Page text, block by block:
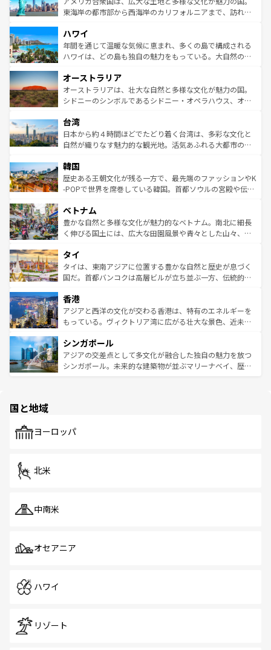
ことができる。国民の所得が高いため物価も高いが、旅行
ば市内交通費無料で観光を楽しむこともできる。 なお、新
着のスイス情報はコンテンツ一覧 を参照してほしい。
東海岸の都市部から西海岸のカリフォルニアまで、訪れる
のような巨大都市は、観光、ショッピング、エンターテイ
ンメントが詰まった刺激的なスポットだ。一方、アメリカ
西部には大自然が広がり、グランドキャニオンやイエロー
部のニューオーリンズでは、音楽と美食が融合した独特の
文化が魅力。旅行者はアメリカの各地域で異なる魅力を楽
しみながら、その多様性と豊かな歴史を感じることができ
ならではの贅沢な旅のスタイルだ。 なお、新着のアメリカ
情報はコンテンツ一覧を参照してほしい。
ハワイ
年間を通じて温暖な気候に恵まれ、多くの島で構成される
ハワイは、どの島も独自の魅力をもっている。大自然の神
ワイ島は見逃せない。また、定番の観光地といえばオアフ
島だが、静かな自然を求めるならマウイ島やカウアイ島が
おすすめ。エメラルドグリーンに輝く海をはじめ、豊かな
れるおもてなしの心で訪れる人々を迎えてくれるハワイの
人々、おいしいローカルフードやハワイアンミュージッ
ク、伝統的なフラダンスなど、すべてがハワイの魅力を彩
ワイを、存分に味わってほしい。 なお、新着のハワイ情報
はコンテンツ一覧を参照してほしい。
オーストラリア
オーストラリアは、壮大な自然と多様な文化が魅力の国。
シドニーのシンボルであるシドニー・オペラハウス、オー
リアリーフや大陸中央部にそびえるウルル（エアーズロッ
ク）、タスマニアの美しい原生林やケアンズの熱帯雨林な
ど、見どころがたくさん。また、カフェやワイン、オージ
いる。アクティビティも充実しており、サーフィンやダイ
ビング、ハイキングなど、アウトドア好きにはたまらな
い。オーストラリアの多彩な魅力を存分に味わいつくそ
参照してほしい。
台湾
日本から約４時間ほどでたどり着く台湾は、多彩な文化と
自然が織りなす魅力的な観光地。活気あふれる大都市の台
ン）、静ひつな山岳地帯である台湾東部など、都市の喧騒
と山間の静けさが共存しており、訪れる人に新しい発見と
驚きをもたらしてくれる。また、奥深い台湾の食文化も魅
容にもいいと評判のスイーツなど、バラエティ豊かな料理
が味わえる。 なお、新着の台湾情報は コンテンツ一覧を参
照してほしい。
韓国
歴史ある王朝文化が残る一方で、最先端のファッションやK
-POPで世界を席巻している韓国。首都ソウルの宮殿や伝統
き、地方に足を延ばせば四季折々の自然美を楽しむことが
できる。そして、キムチや焼肉、絶品のストリートフード
まで、さまざまな韓国料理が待っている。夜には、韓国な
リティに包まれながら、韓国の多彩な魅力を心ゆくまで味
わってみてほしい。 なお、新着の韓国情報はコンテンツ一
覧を参照してほしい。
ベトナム
豊かな自然と多様な文化が魅力的なベトナム。南北に細長
く伸びる国土には、広大な田園風景や青々とした山々、世
急速な発展と共に伝統が息づく。ハノイの古い町並みやホ
ーチミン市のフランス統治時代の建物も、独特の雰囲気を
醸し出している。また、バラエティの豊かさとおいしさで
とつ。フォーやバインミー、ベトナムコーヒーなどは、ぜ
ひ現地で味わいたい。どの地域を訪れてもあたたかい人々
が旅行者を迎えてくれるので、きっと忘れられない旅にな
参照してほしい。
タイ
タイは、東南アジアに位置する豊かな自然と歴史が息づく
国だ。首都バンコクは高層ビルが立ち並ぶ一方、伝統的な
の活気が交差している。北部ではチェンマイなどの山岳地
帯で自然と触れ合い、南部ではプーケットやクラビの美し
いビーチでリゾート気分を楽しむことができる。タイ料理
激する。気候は一年中温暖で、どの季節にも異なる楽しみ
が待っている。親しみやすいタイの人々、仏教を中心とし
た文化、そして多様な観光資源が、訪れる旅人を魅了し続
香港
アジアと西洋の文化が交わる香港は、特有のエネルギーを
もっている。ヴィクトリア湾に広がる壮大な景色、近未来
み、どこを訪れても感動するはず。観光スポットが密集し
ており、効率よく見どころを回れるのも魅力。息をのむよ
うな絶景から文化的な体験まで、香港を存分に楽しみ尽く
シンガポール
アジアの交差点として多文化が融合した独自の魅力を放つ
シンガポール。未来的な建築物が並ぶマリーナベイ、歴史
で、ホーカーズは地元の風情を楽しめる外せないスポット
国と地域
ヨーロッパ
北米
中南米
オセアニア
ハワイ
リゾート